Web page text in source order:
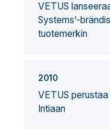
VETUS
Systems’-
tuotemerkin
2010
VETUS
Intiaan